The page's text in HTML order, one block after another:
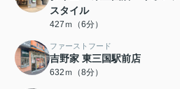
スタイル
427ｍ（6分）
ファーストフード
吉野家 東三国駅前店
632ｍ（8分）